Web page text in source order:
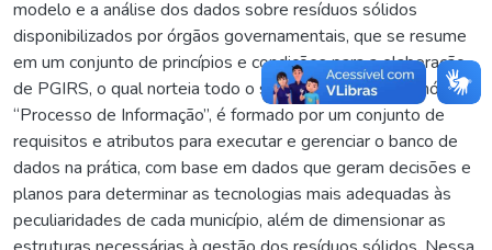
modelo e a análise dos dados sobre resíduos sólidos
disponibilizados por órgãos governamentais, que se resume
em um conjunto de princípios e condições para a elaboração
de PGIRS, o qual norteia todo o sistema; o segundo, módulo
“Processo de Informação”, é formado por um conjunto de
requisitos e atributos para executar e gerenciar o banco de
dados na prática, com base em dados que geram decisões e
planos para determinar as tecnologias mais adequadas às
peculiaridades de cada município, além de dimensionar as